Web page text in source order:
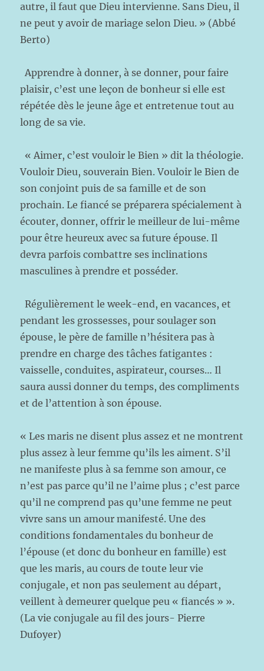
autre, il faut que Dieu intervienne. Sans Dieu, il
ne peut y avoir de mariage selon Dieu. » (Abbé
Berto)
Apprendre à donner, à se donner, pour faire
plaisir, c’est une leçon de bonheur si elle est
répétée dès le jeune âge et entretenue tout au
long de sa vie.
« Aimer, c’est vouloir le Bien » dit la théologie.
Vouloir Dieu, souverain Bien. Vouloir le Bien de
son conjoint puis de sa famille et de son
prochain. Le fiancé se préparera spécialement à
écouter, donner, offrir le meilleur de lui-même
pour être heureux avec sa future épouse. Il
devra parfois combattre ses inclinations
masculines à prendre et posséder.
Régulièrement le week-end, en vacances, et
pendant les grossesses, pour soulager son
épouse, le père de famille n’hésitera pas à
prendre en charge des tâches fatigantes :
vaisselle, conduites, aspirateur, courses… Il
saura aussi donner du temps, des compliments
et de l’attention à son épouse.
« Les maris ne disent plus assez et ne montrent
plus assez à leur femme qu’ils les aiment. S’il
ne manifeste plus à sa femme son amour, ce
n’est pas parce qu’il ne l’aime plus ; c’est parce
qu’il ne comprend pas qu’une femme ne peut
vivre sans un amour manifesté. Une des
conditions fondamentales du bonheur de
l’épouse (et donc du bonheur en famille) est
que les maris, au cours de toute leur vie
conjugale, et non pas seulement au départ,
veillent à demeurer quelque peu « fiancés » ».
(La vie conjugale au fil des jours- Pierre
Dufoyer)